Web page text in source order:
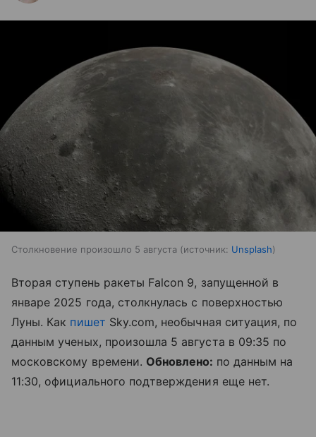
Столкновение произошло 5 августа источник: Unsplash
Вторая ступень ракеты Falcon 9, запущенной в
январе 2025 года, столкнулась с поверхностью
Луны. Как пишет Sky.com, необычная ситуация, по
данным ученых, произошла 5 августа в 09:35 по
московскому времени. Обновлено: по данным на
11:30, официального подтверждения еще нет.